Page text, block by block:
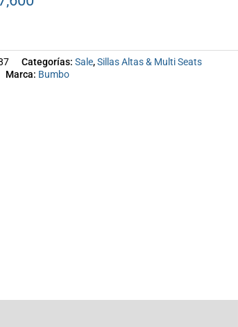
Categorías: Sale,Sillas Altas & Multi Seats
Marca: Bumbo